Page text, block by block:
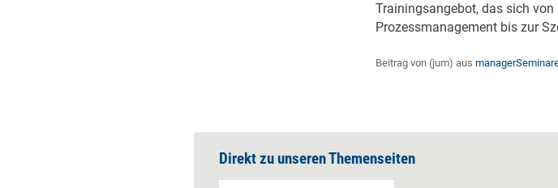
Trainingsangebot, das sich
Prozessmanagement bis zur
Beitrag von (jum) aus
Direkt zu unseren Themenseiten